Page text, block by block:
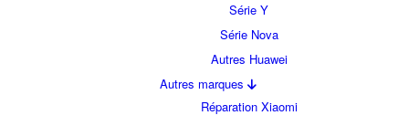
Série Y
Série Nova
Autres Huawei
Autres marques
Réparation Xiaomi